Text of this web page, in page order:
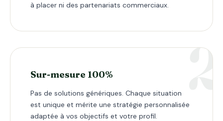
à placer ni des partenariats commerciaux.
Sur-mesure 100%
Pas de solutions génériques. Chaque situation
est unique et mérite une stratégie personnalisée
adaptée à vos objectifs et votre profil.